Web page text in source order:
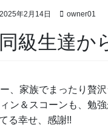
2025年2月14日 owner01
級生達か
、家族でまったり贅
ン＆スコーンも、勉
る幸せ、感謝!!